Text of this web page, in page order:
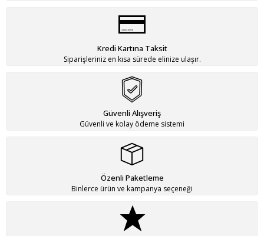
Kredi Kartına Taksit
Siparişleriniz en kısa sürede elinize ulaşır.
Güvenli Alışveriş
Güvenli ve kolay ödeme sistemi
Özenli Paketleme
Binlerce ürün ve kampanya seçeneği